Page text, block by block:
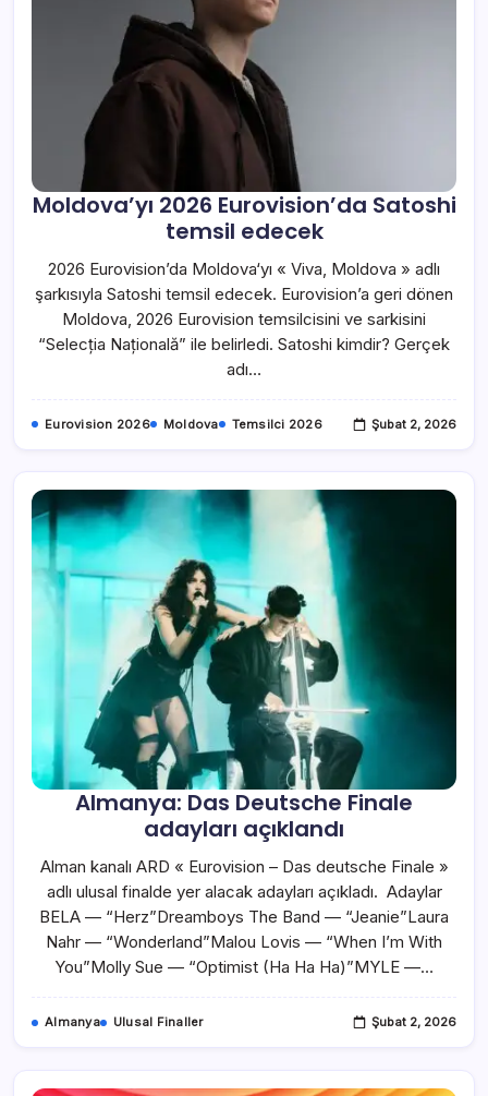
Moldova’yı 2026 Eurovision’da Satoshi
temsil edecek
2026 Eurovision’da Moldova‘yı « Viva, Moldova » adlı
şarkısıyla Satoshi temsil edecek. Eurovision’a geri dönen
Moldova, 2026 Eurovision temsilcisini ve sarkisini
“Selecția Națională” ile belirledi. Satoshi kimdir? Gerçek
adı…
Eurovision 2026 Moldova Temsilci 2026 Şubat 2, 2026
Almanya: Das Deutsche Finale
adayları açıklandı
Alman kanalı ARD « Eurovision – Das deutsche Finale »
adlı ulusal finalde yer alacak adayları açıkladı. Adaylar
BELA — “Herz”Dreamboys The Band — “Jeanie”Laura
Nahr — “Wonderland”Malou Lovis — “When I’m With
You”Molly Sue — “Optimist (Ha Ha Ha)”MYLE —…
Almanya Ulusal Finaller Şubat 2, 2026